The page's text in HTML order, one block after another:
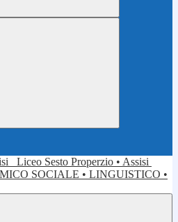
Liceo Sesto Properzio • Assisi
SOCIALE • LINGUISTICO •